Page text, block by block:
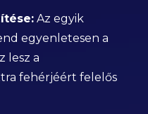
Az egyik
egyenletesen a
lesz a
fehérjéért felelős